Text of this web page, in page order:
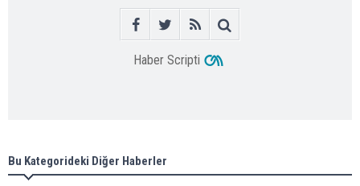
Haber Scripti
Bu Kategorideki Diğer Haberler